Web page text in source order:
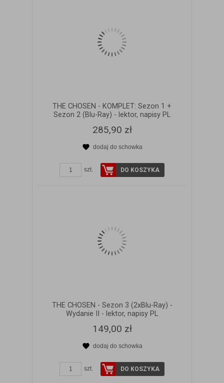
THE CHOSEN - KOMPLET: Sezon 1 +
Sezon 2 (Blu-Ray) - lektor, napisy PL
285,90 zł
dodaj do schowka
szt. DO KOSZYKA
THE CHOSEN - Sezon 3 (2xBlu-Ray) -
Wydanie II - lektor, napisy PL
149,00 zł
dodaj do schowka
szt. DO KOSZYKA